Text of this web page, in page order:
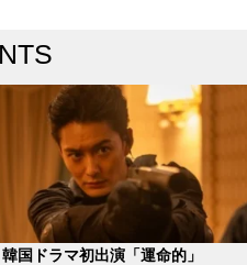
国ドラマ初出演「運命的」